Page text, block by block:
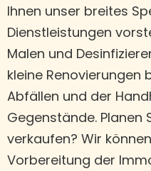
Ihnen unser breites
Dienstleistungen
Malen und
kleine Renovierungen
Abfällen und der
Gegenstände. Planen
verkaufen? Wir
Vorbereitung der